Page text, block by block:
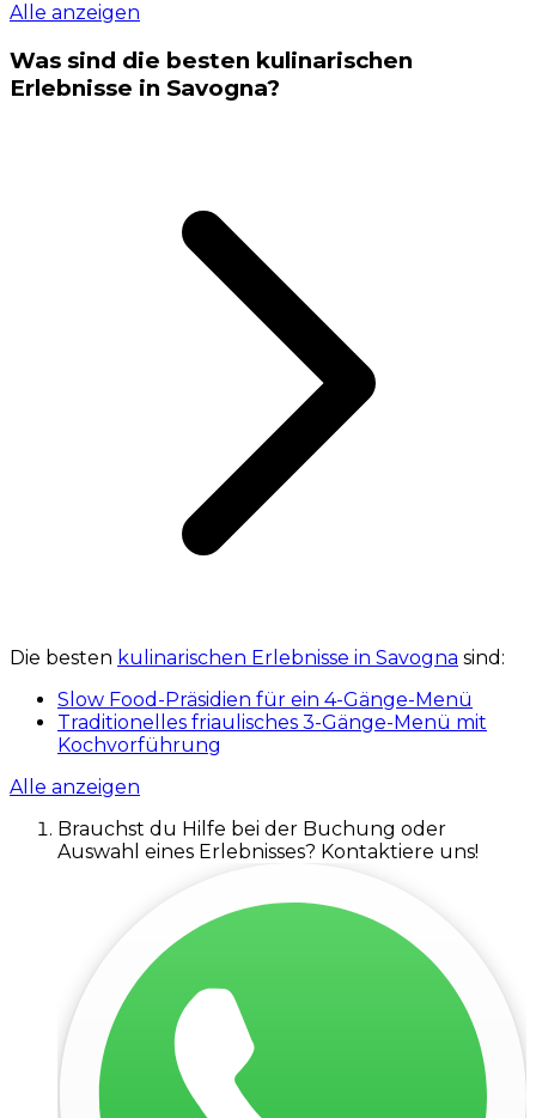
Alle anzeigen
Was sind die besten kulinarischen
Erlebnisse in Savogna?
Die besten kulinarischen Erlebnisse in Savogna sind:
Slow Food-Präsidien für ein 4-Gänge-Menü
Traditionelles friaulisches 3-Gänge-Menü mit
Kochvorführung
Alle anzeigen
Brauchst du Hilfe bei der Buchung oder
Auswahl eines Erlebnisses? Kontaktiere uns!